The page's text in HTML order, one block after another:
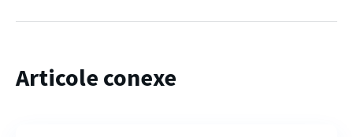
Articole conexe